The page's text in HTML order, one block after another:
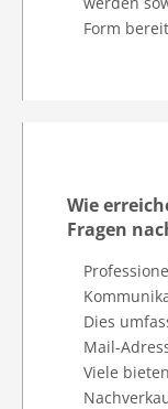
Form
Wie
Fragen
Dies
Mail-
Viele